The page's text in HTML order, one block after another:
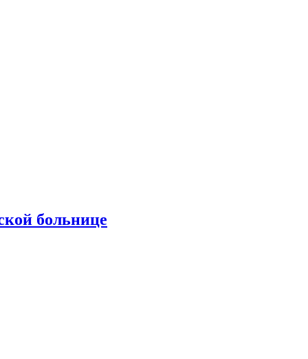
больнице